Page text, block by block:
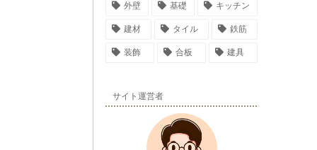
外壁 基礎 キッチン
建材 タイル 鉄筋
装飾 合板 建具
サイト運営者